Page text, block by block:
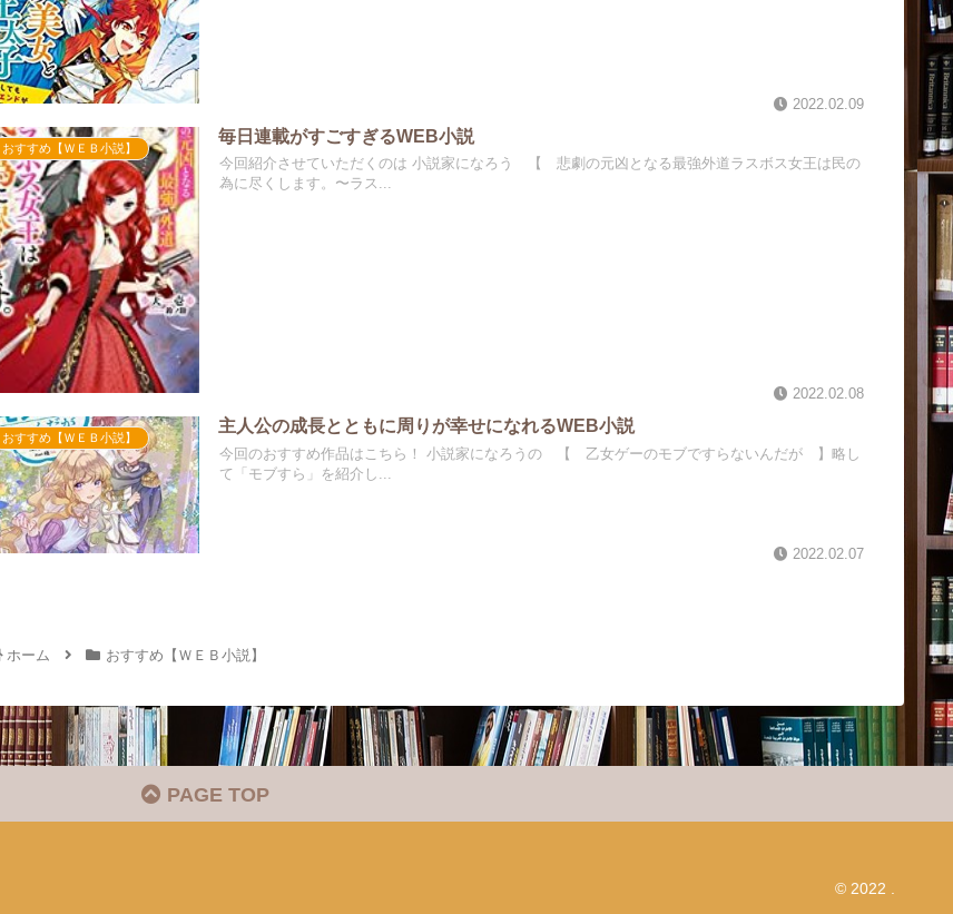
2022.02.09
おすすめ【ＷＥＢ小説】
毎日連載がすごすぎるWEB小説
今回紹介させていただくのは 小説家になろう 【 悲劇の元凶となる最強外道ラスボス女王は民の
為に尽くします。〜ラス...
2022.02.08
おすすめ【ＷＥＢ小説】
主人公の成長とともに周りが幸せになれるWEB小説
今回のおすすめ作品はこちら！ 小説家になろうの 【 乙女ゲーのモブですらないんだが 】略し
て「モブすら」を紹介し...
2022.02.07
ホーム おすすめ【ＷＥＢ小説】
PAGE TOP
© 2022 .